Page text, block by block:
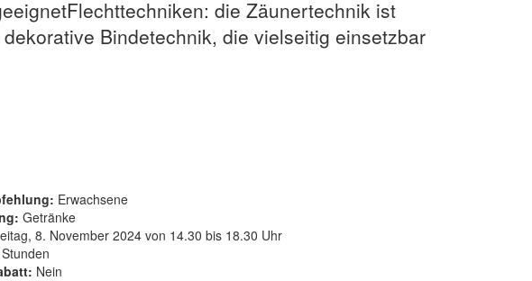
die Zäunertechnik ist
Bindetechnik, die vielseitig einsetzbar
Erwachsene
Getränke
8. November 2024 von 14.30 bis 18.30 Uhr
Nein